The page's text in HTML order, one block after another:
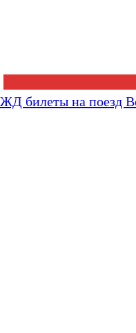
ЖД билеты на поезд